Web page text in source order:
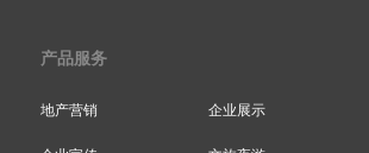
产品服务
地产营销 企业展示